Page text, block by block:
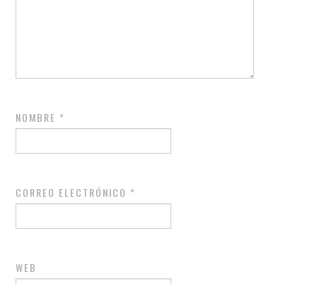
NOMBRE *
CORREO ELECTRÓNICO *
WEB